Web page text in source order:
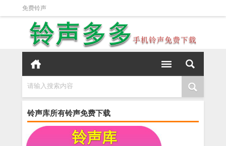
免费铃声
请输入搜索内容
铃声库所有铃声免费下载